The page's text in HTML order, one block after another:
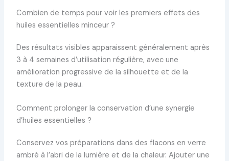
Combien de temps pour voir les premiers effets des
huiles essentielles minceur ?
Des résultats visibles apparaissent généralement après
3 à 4 semaines d’utilisation régulière, avec une
amélioration progressive de la silhouette et de la
texture de la peau.
Comment prolonger la conservation d’une synergie
d’huiles essentielles ?
Conservez vos préparations dans des flacons en verre
ambré à l’abri de la lumière et de la chaleur. Ajouter une